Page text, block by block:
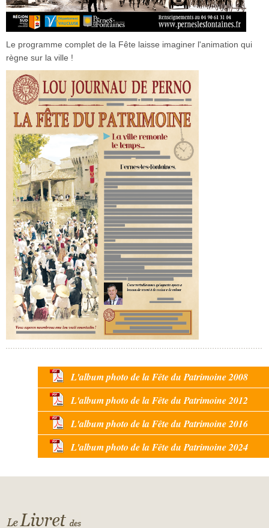
Le programme complet de la Fête laisse imaginer l'animation qui
règne sur la ville !
L'album photo de la Fête du Patrimoine 2008
L'album photo de la Fête du Patrimoine 2012
L'album photo de la Fête du Patrimoine 2016
L'album photo de la Fête du Patrimoine 2024